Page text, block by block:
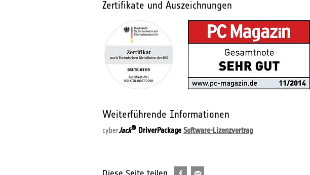
Zertifikate und Auszeichnungen
Weiterführende Informationen
cyberJack® DriverPackage Software-Lizenzvertrag